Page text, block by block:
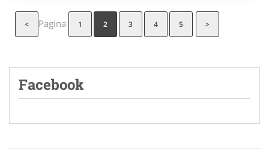
Pagina
< 1 2 3 4 5 >
Facebook